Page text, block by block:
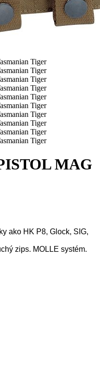
MAG
ako HK P8, Glock, SIG,
zips. MOLLE systém.